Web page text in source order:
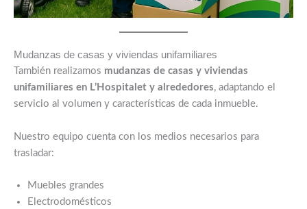
Mudanzas de casas y viviendas unifamiliares
También realizamos mudanzas de casas y viviendas
unifamiliares en L’Hospitalet y alrededores, adaptando el
servicio al volumen y características de cada inmueble.
Nuestro equipo cuenta con los medios necesarios para
trasladar:
Muebles grandes
Electrodomésticos